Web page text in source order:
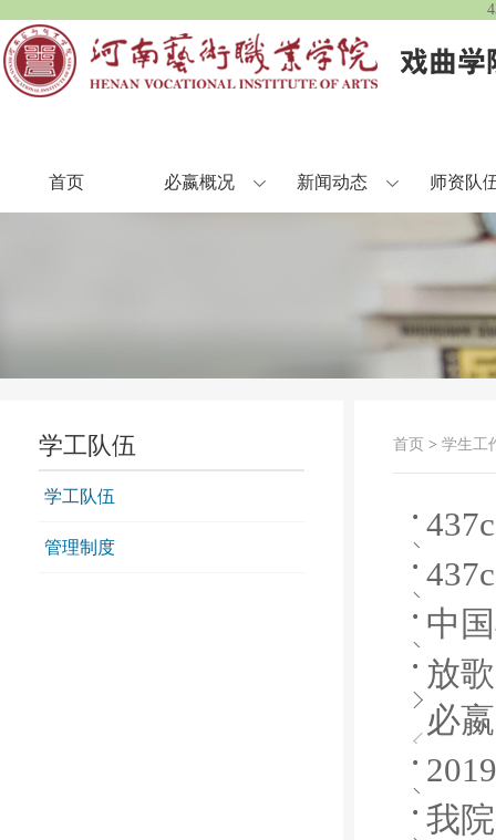
首页 必嬴概况 新闻动态 师资队
学工队伍
学工队伍
管理制度
首页 > 学生工
中
放
必
我